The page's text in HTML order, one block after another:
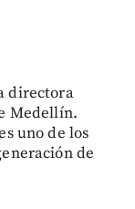
directora
Medellín.
uno de los
de